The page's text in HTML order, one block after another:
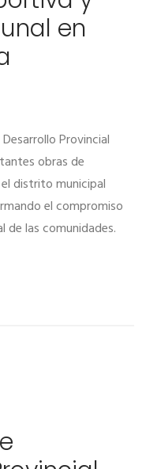
en
Provincial
obras de
distrito municipal
el compromiso
de las comunidades.